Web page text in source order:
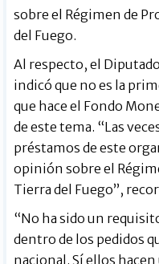
sobre el Régimen de
del Fuego.
Al respecto, el
indicó que no es la
que hace el Fondo
de este tema. “Las
préstamos de este
opinión sobre el
Tierra del Fuego”,
“No ha sido un
dentro de los pedidos
nacional. Sí ellos